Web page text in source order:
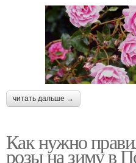
читать дальше →
Как нужно
розы на зиму в